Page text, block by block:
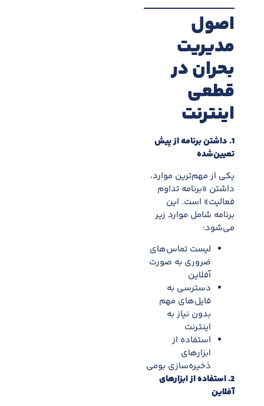
اصول
مديريت
بحران در
قطعی
اینترنت
1. داشتن برنامه از پيش
تعيين‌شده
يکی از مهم‌ترين موارد،
داشتن «برنامه تداوم
فعاليت» است. اين
برنامه شامل موارد زير
می‌شود:
ليست تماس‌های
ضروری به صورت
آفلاین
دسترسی به
فايل‌های مهم
بدون نياز به
اینترنت
استفاده از
ابزارهای
ذخيره‌سازی بومی
2. استفاده از ابزارهای
آفلاین